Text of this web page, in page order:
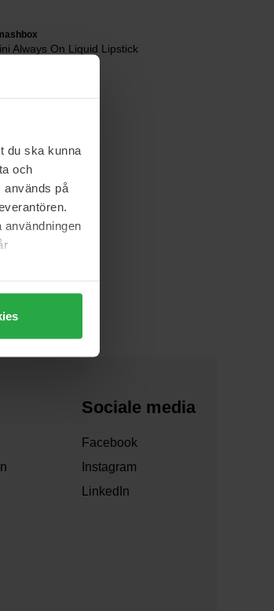
du ska kunna
och
används på
Always On Liquid Lipstick
Sociale media
Facebook
Instagram
LinkedIn